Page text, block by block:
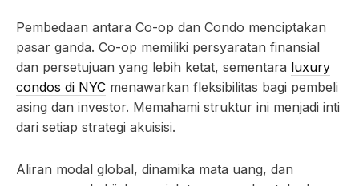
Pembedaan antara Co-op dan Condo menciptakan
pasar ganda. Co-op memiliki persyaratan finansial
dan persetujuan yang lebih ketat, sementara luxury
condos di NYC menawarkan fleksibilitas bagi pembeli
asing dan investor. Memahami struktur ini menjadi inti
dari setiap strategi akuisisi.
Aliran modal global, dinamika mata uang, dan